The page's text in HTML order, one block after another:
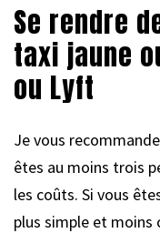
Se rendre
taxi jaune
ou Lyft
Je vous
êtes au moins trois
les coûts. Si vous
plus simple et moins